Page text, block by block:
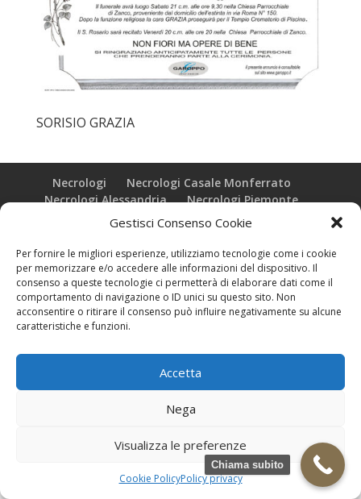
Gestisci Consenso Cookie
Per fornire le migliori esperienze, utilizziamo tecnologie come i cookie
per memorizzare e/o accedere alle informazioni del dispositivo. Il
consenso a queste tecnologie ci permetterà di elaborare dati come il
comportamento di navigazione o ID unici su questo sito. Non
acconsentire o ritirare il consenso può influire negativamente su alcune
caratteristiche e funzioni.
Accetta
Nega
Visualizza le preferenze
Cookie PolicyPolicy privacy
SORISIO GRAZIA
Necrologi
Necrologi Casale Monferrato
Necrologi Alessandria
Necrologi Piemonte
Casale Monferrato info@zeropensieri-cloud
Chiama subito